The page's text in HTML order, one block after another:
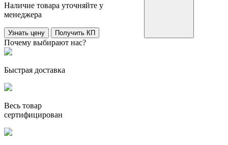
Наличие товара уточняйте у
менеджера
Узнать цену Получить КП
Почему выбирают нас?
Быстрая доставка
Весь товар
сертифицирован